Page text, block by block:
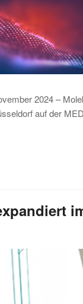
2024 –
auf der